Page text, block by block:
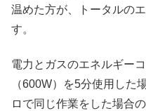
温めた方が、トータルの
す。
電力とガスのエネルギー
（600W）を5分使用した
ロで同じ作業をした場合